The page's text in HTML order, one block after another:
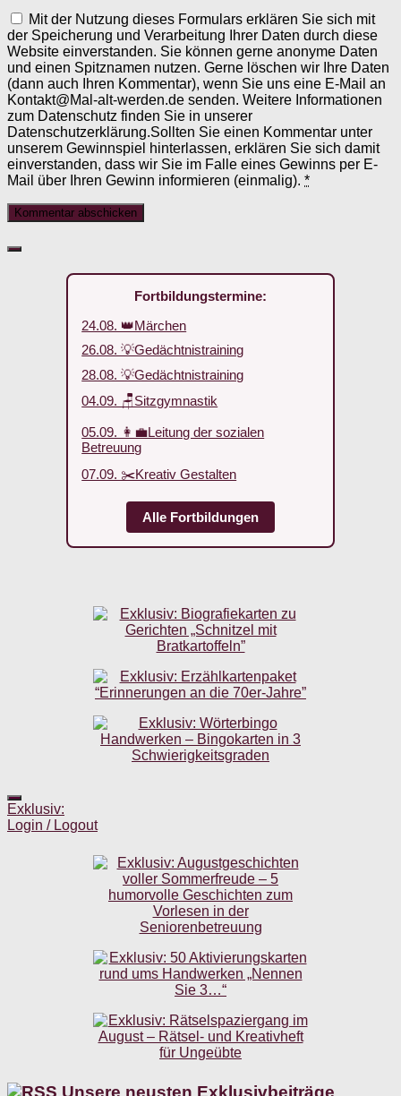
Mit der Nutzung dieses Formulars erklären Sie sich mit
der Speicherung und Verarbeitung Ihrer Daten durch diese
Website einverstanden. Sie können gerne anonyme Daten
und einen Spitznamen nutzen. Gerne löschen wir Ihre Daten
(dann auch Ihren Kommentar), wenn Sie uns eine E-Mail an
Kontakt@Mal-alt-werden.de senden. Weitere Informationen
zum Datenschutz finden Sie in unserer
Datenschutzerklärung.Sollten Sie einen Kommentar unter
unserem Gewinnspiel hinterlassen, erklären Sie sich damit
einverstanden, dass wir Sie im Falle eines Gewinns per E-
Mail über Ihren Gewinn informieren (einmalig). *
Fortbildungstermine:
24.08. 👑Märchen
26.08. 💡Gedächtnistraining
28.08. 💡Gedächtnistraining
04.09. 🪑Sitzgymnastik
05.09. 👩‍💼Leitung der sozialen
Betreuung
07.09. ✂️Kreativ Gestalten
Alle Fortbildungen
Exklusiv:
Login / Logout
Unsere neusten Exklusivbeiträge